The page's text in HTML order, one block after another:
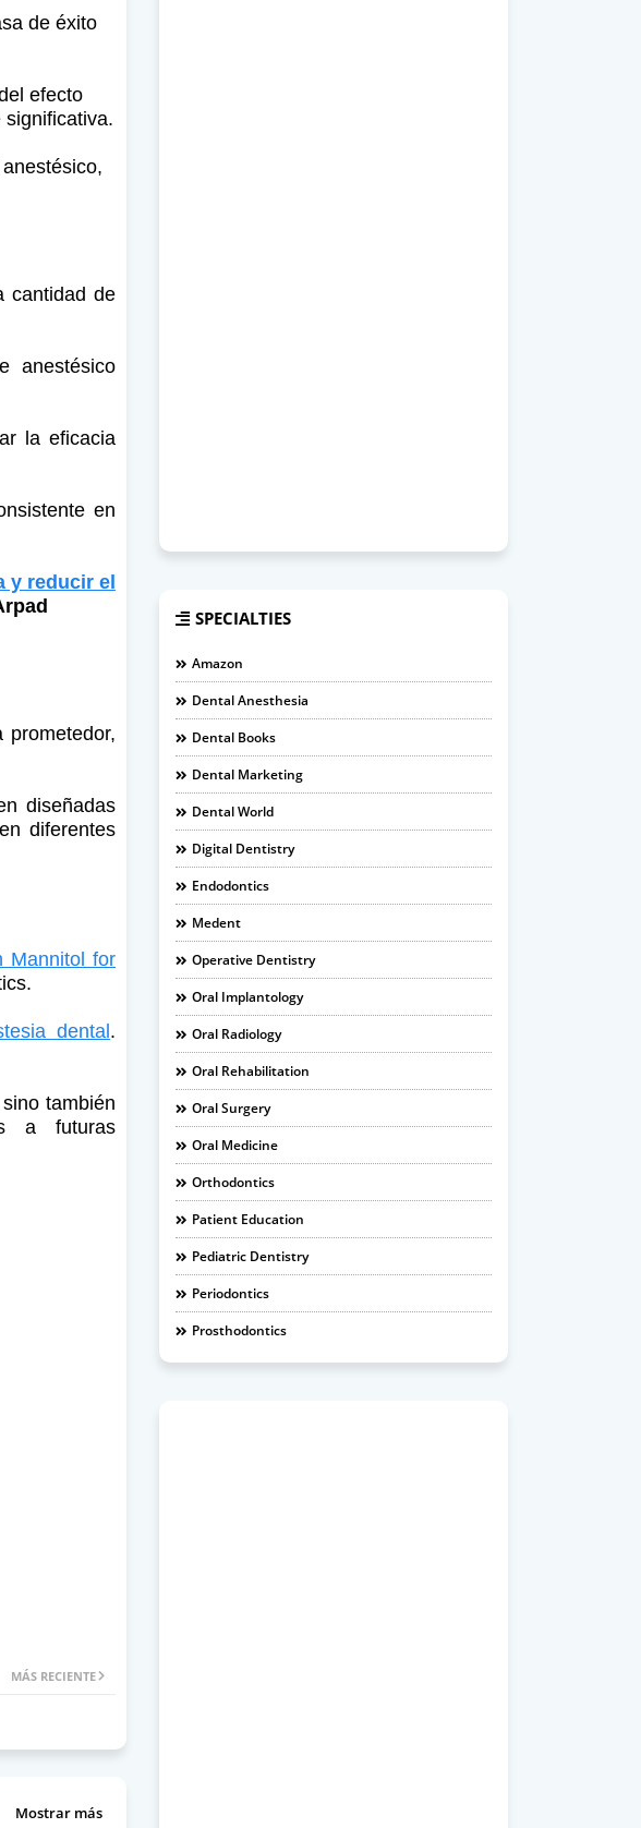
de éxito
efecto
cantidad de
anestésico
la eficacia
en
y reducir el
diseñadas
diferentes
Mannitol for
dental.
también
a futuras
MÁS RECIENTE
Mostrar más
SPECIALTIES
Amazon
Dental Anesthesia
Dental Books
Dental Marketing
Dental World
Digital Dentistry
Endodontics
Medent
Operative Dentistry
Oral Implantology
Oral Radiology
Oral Rehabilitation
Oral Surgery
Oral Medicine
Orthodontics
Patient Education
Pediatric Dentistry
Periodontics
Prosthodontics